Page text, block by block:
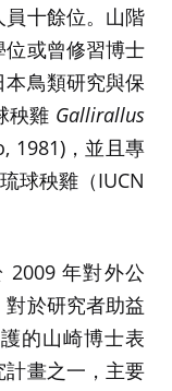
十餘位。山階
或曾修習博士
鳥類研究與保
秧雞 Gallirallus
1981)，並且專
球秧雞（IUCN
2009 年對外公
於研究者助益
的山崎博士表
畫之一，主要